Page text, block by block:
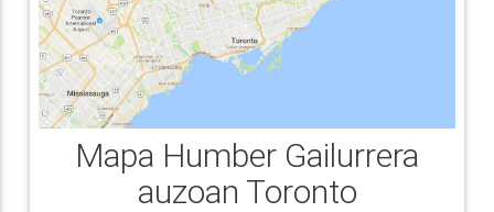
Mapa Humber Gailurrera
auzoan Toronto